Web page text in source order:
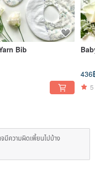
Bib
436
5
มีความผิดเพี้ยนไปบ้าง